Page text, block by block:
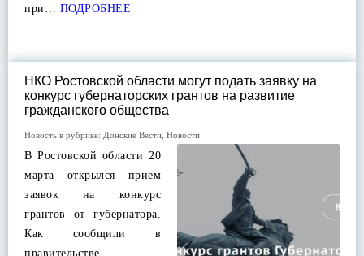
при… ПОДРОБНЕЕ
НКО Ростовской области могут подать заявку на
конкурс губернаторских грантов на развитие
гражданского общества
Новость в рубрике: Донские Вести Новости
В Ростовской области 20
марта открылся прием
заявок на конкурс
грантов от губернатора.
Как сообщили в
правительстве